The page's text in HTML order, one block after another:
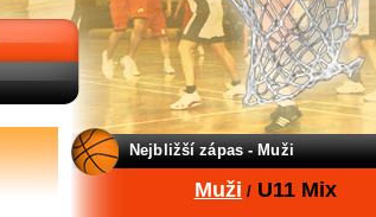
Nejbližší zápas - Muži
Muži / U11 Mix